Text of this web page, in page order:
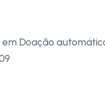
em Doação